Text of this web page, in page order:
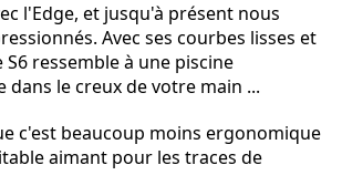
l'Edge, et jusqu'à présent nous
Avec ses courbes lisses et
S6 ressemble à une piscine
dans le creux de votre main ...
c'est beaucoup moins ergonomique
aimant pour les traces de